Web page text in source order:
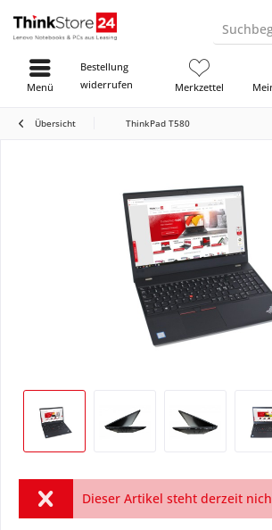
Bestellung
widerrufen
Merkzettel
Menü
Übersicht ThinkPad T580
Dieser Artikel steht derzeit